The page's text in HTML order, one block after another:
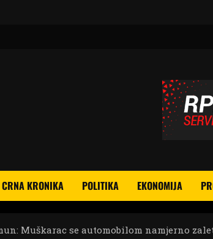
CRNA KRONIKA POLITIKA EKONOMIJA
Muškarac se automobilom namjerno